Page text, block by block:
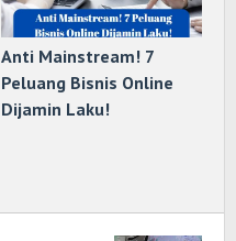
Anti Mainstream! 7
Peluang Bisnis Online
Dijamin Laku!